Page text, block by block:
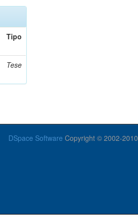
Tipo
Tese
DSpace Software Copyright © 2002-2010